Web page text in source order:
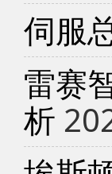
伺服
雷赛
析